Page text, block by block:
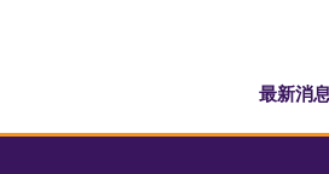
最新消